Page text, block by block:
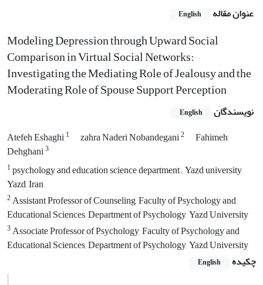
عنوان مقاله English
Modeling Depression through Upward Social
Comparison in Virtual Social Networks:
Investigating the Mediating Role of Jealousy and the
Moderating Role of Spouse Support Perception
نویسندگان English
Atefeh Eshaghi1 zahra Naderi Nobandegani2
Fahimeh
Dehghani3
1psychology and education science department., Yazd university,
Yazd, Iran
2Assistant Professor of Counseling, Faculty of Psychology and
Educational Sciences, Department of Psychology, Yazd University
3Associate Professor of Psychology, Faculty of Psychology and
Educational Sciences, Department of Psychology, Yazd University
چکیده
English